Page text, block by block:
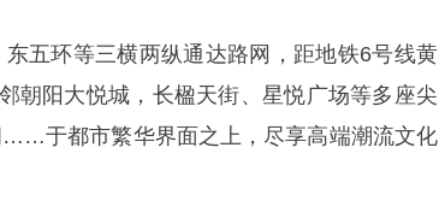
东五环等三横两纵通达路网，距地铁6号线黄
朝阳大悦城，长楹天街、星悦广场等多座尖
于都市繁华界面之上，尽享高端潮流文化